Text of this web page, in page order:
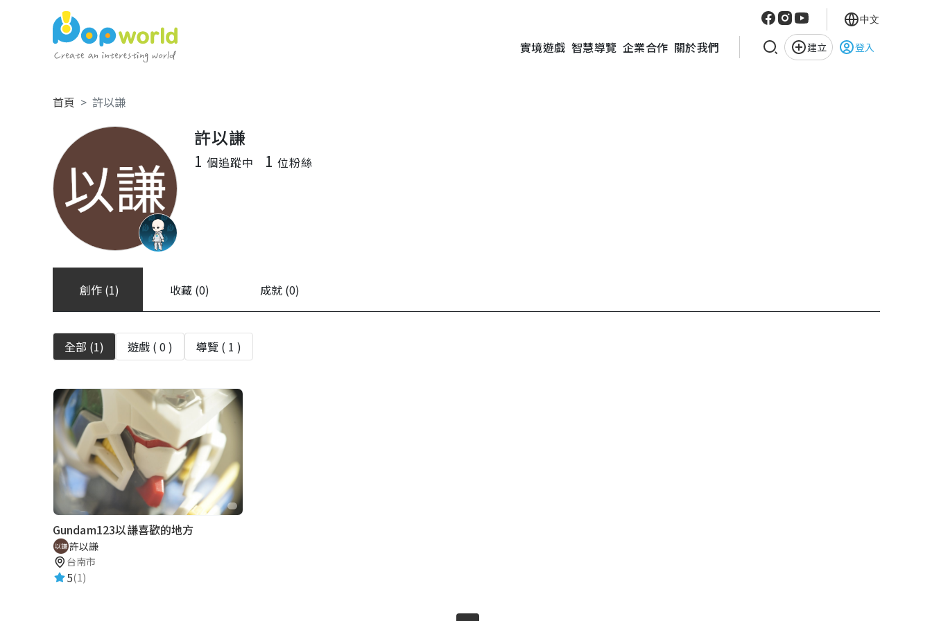
實境遊戲 智慧導覽 企業合作 關於我們 建立 登入
中文
首頁 許以謙
許以謙
1 個追蹤中 1 位粉絲
創作 (1) 收藏 (0) 成就 (0)
全部 (1) 遊戲 ( 0) 導覽 ( 1 )
Gundam123以謙喜歡的地方
許以謙
台南市
5(1)